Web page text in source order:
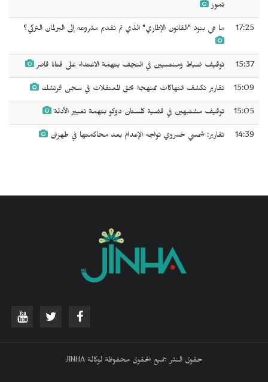
تموز
17:25 ما هي بنود "القانون الإطاري" الذي تم تقديم مشروعه إلى البرلمان التركي؟
15:37 توقيف ضباط ومنتسبين في النجف بتهمة الاعتداء على فتاة قاصر
15:09 تقارير تكشف انتهاكات ممنهجة بحق المعتقلات في سجن قرتشك
15:05 توقيف مشتبهين في قضية كلستان دوكو بتهمة تغيير الأدلة
14:39 تقارير: شمسي خسروي تواجه الإعدام بعد محاكمتها في طهران
حقوق النشر جميع الحقوق محفوظة لوكالة JINHA